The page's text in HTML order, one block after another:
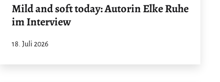
Mild and soft today: Autorin Elke Ruhe
im Interview
18. Juli 2026